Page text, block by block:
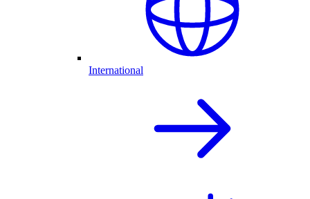
International